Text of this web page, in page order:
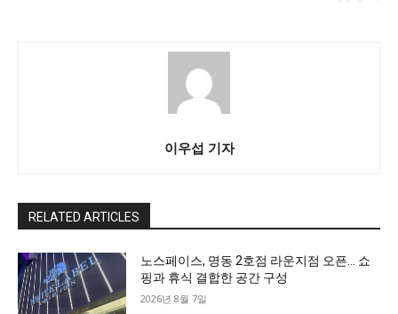
이우섭 기자
RELATED ARTICLES
노스페이스, 명동 2호점 라운지점 오픈… 쇼
핑과 휴식 결합한 공간 구성
2026년 8월 7일